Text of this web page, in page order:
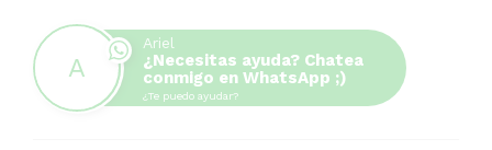
Ariel
¿Necesitas ayuda? Chatea
conmigo en WhatsApp ;)
¿Te puedo ayudar?